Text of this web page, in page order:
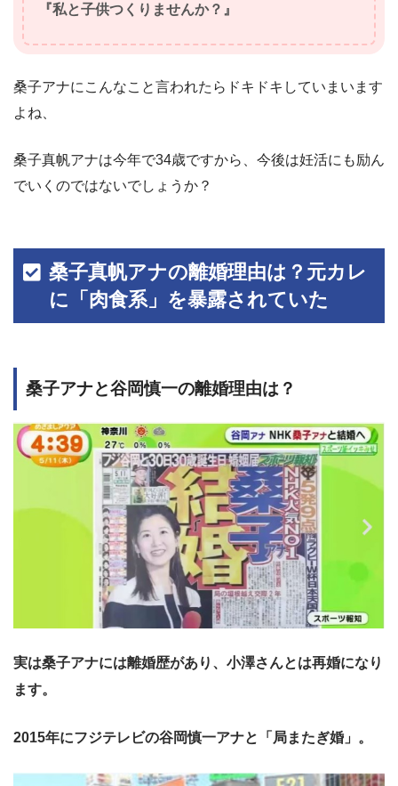
『私と子供つくりませんか？』
桑子アナにこんなこと言われたらドキドキしていまいます
よね、
桑子真帆アナは今年で34歳ですから、今後は妊活にも励ん
でいくのではないでしょうか？
桑子真帆アナの離婚理由は？元カレ
に「肉食系」を暴露されていた
桑子アナと谷岡慎一の離婚理由は？
実は桑子アナには離婚歴があり、小澤さんとは再婚になり
ます。
2015年にフジテレビの谷岡慎一アナと「局またぎ婚」。